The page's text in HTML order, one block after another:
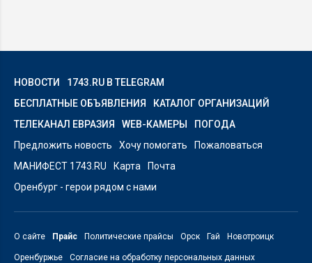
НОВОСТИ
1743.RU В TELEGRAM
БЕСПЛАТНЫЕ ОБЪЯВЛЕНИЯ
КАТАЛОГ ОРГАНИЗАЦИЙ
ТЕЛЕКАНАЛ ЕВРАЗИЯ
WEB-КАМЕРЫ
ПОГОДА
Предложить новость
Хочу помогать
Пожаловаться
МАНИФЕСТ 1743.RU
Карта
Почта
Оренбург - герои рядом с нами
О сайте Прайс Политические прайсы Орск Гай Новотроицк
Оренбуржье Согласие на обработку персональных данных